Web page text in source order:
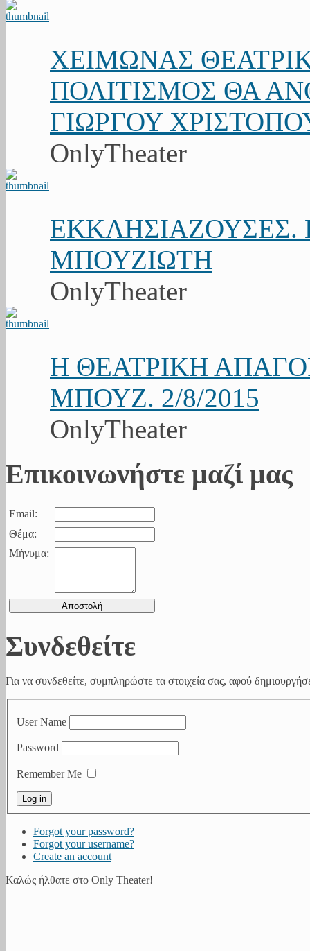
ΧΕΙΜΩΝΑΣ
ΠΟΛΙΤΙΣΜΟΣ ΘΑ
ΓΙΩΡΓΟΥ
OnlyTheater
ΕΚΚΛΗΣΙΑΖΟΥΣΕΣ.
ΜΠΟΥΖΙΩΤΗ
OnlyTheater
Η ΘΕΑΤΡΙΚΗ
ΜΠΟΥΖ. 2/8/2015
OnlyTheater
Επικοινωνήστε μαζί μας
Email:
Θέμα:
Μήνυμα:
Συνδεθείτε
Για να συνδεθείτε, συμπληρώστε τα στοιχεία σας, αφού
User Name
Password
Remember Me
Forgot your password?
Forgot your username?
Create an account
Καλώς ήλθατε στο Only Theater!